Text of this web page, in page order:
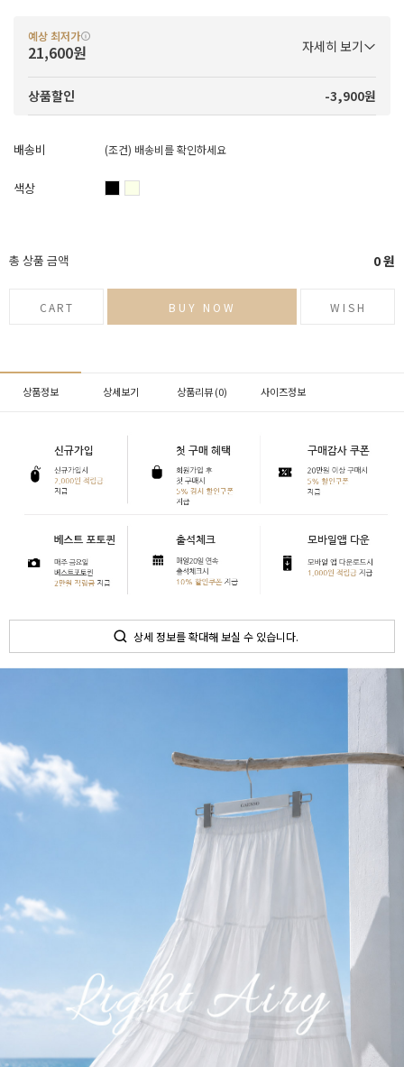
예상 최저가
21,600원 자세히 보기
상품할인 -3,900원
배송비 (조건) 배송비를 확인하세요
색상
총 상품 금액 0원
CART BUY NOW WISH
상품정보 상세보기 상품리뷰 (0) 사이즈정보
상세 정보를 확대해 보실 수 있습니다.